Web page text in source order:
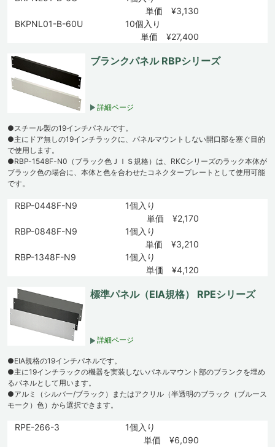
単価 ¥3,130
BKPNL01-B-60U
10個入り
単価 ¥27,400
ブランクパネル RBPシリーズ
詳細ページ
●スチール製の19インチパネルです。
●主にドア無しの19インチラックに、パネルマウントしない開口部を塞ぐ目的
で使用します。
●RBP-1548F-N0（ブラック色ＪＩＳ規格）は、RKCシリーズのラック本体が
ブラック色の場合に、本体と色を合わせたコネクタープレートとして使用可能
です。
RBP-0448F-N9
1個入り
単価 ¥2,170
RBP-0848F-N9
1個入り
単価 ¥3,210
RBP-1348F-N9
1個入り
単価 ¥4,120
標準パネル（EIA規格） RPEシリーズ
詳細ページ
●EIA規格の19インチパネルです。
●主に19インチラックの機器を実装しないパネルマウント部のブランクを埋め
るパネルとして用います。
●アルミ（シルバー/ブラック）またはアクリル（半透明のブラック（ブルース
モーク）色）から選択できます。
RPE-266-3
1個入り
単価 ¥6,090